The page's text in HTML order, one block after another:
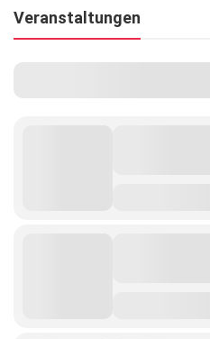
Veranstaltungen